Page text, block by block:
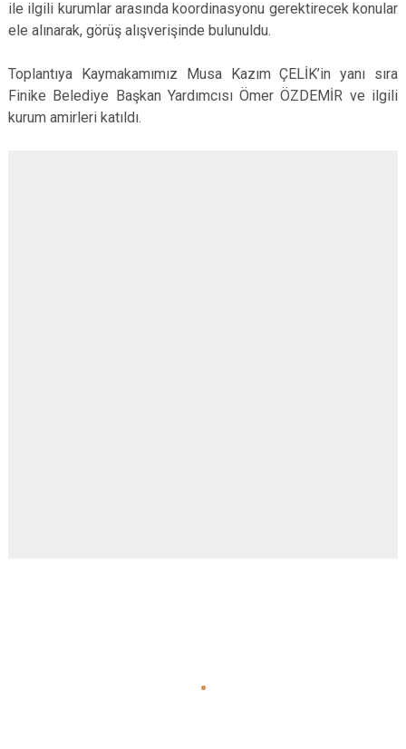
ile ilgili kurumlar arasında koordinasyonu gerektirecek konular
ele alınarak, görüş alışverişinde bulunuldu.
Toplantıya Kaymakamımız Musa Kazım ÇELİK’in yanı sıra
Finike Belediye Başkan Yardımcısı Ömer ÖZDEMİR ve ilgili
kurum amirleri katıldı.